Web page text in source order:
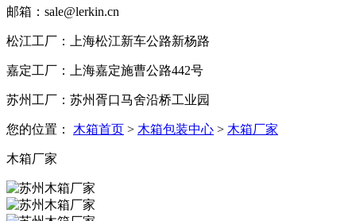
邮箱：sale@lerkin.cn
松江工厂：上海松江新车公路新杨路
嘉定工厂：上海嘉定施曹公路442号
苏州工厂：苏州胥口马舍沿桥工业园
您的位置： 木箱首页 > 木箱包装中心 > 木箱厂家
木箱厂家